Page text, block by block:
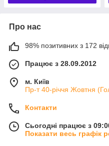
Про нас
98% позитивних з 172
Працює з 28.09.2012
м. Київ
Пр-т 40-річчя Жовтня
Контакти
Сьогодні працює з
Показати весь графік